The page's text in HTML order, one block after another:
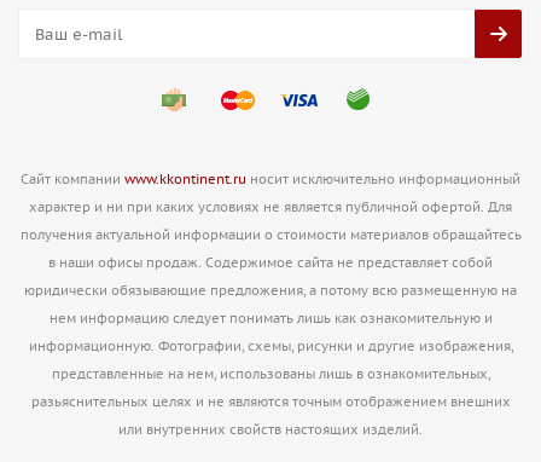
Сайт компании www.kkontinent.ru носит исключительно информационный
характер и ни при каких условиях не является публичной офертой. Для
получения актуальной информации о стоимости материалов обращайтесь
в наши офисы продаж. Содержимое сайта не представляет собой
юридически обязывающие предложения, а потому всю размещенную на
нем информацию следует понимать лишь как ознакомительную и
информационную. Фотографии, схемы, рисунки и другие изображения,
представленные на нем, использованы лишь в ознакомительных,
разьяснительных целях и не являются точным отображением внешних
или внутренних свойств настоящих изделий.